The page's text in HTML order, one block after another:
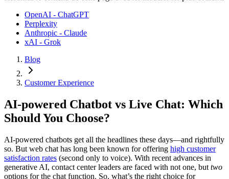
OpenAI - ChatGPT
Perplexity
Anthropic - Claude
xAI - Grok
Blog
Customer Experience
AI-powered Chatbot vs Live Chat: Which
Should You Choose?
AI-powered chatbots get all the headlines these days—and rightfully
so. But web chat has long been known for offering high customer
satisfaction rates (second only to voice). With recent advances in
generative AI, contact center leaders are faced with not one, but two
options for the chat function. So, what’s the right choice for